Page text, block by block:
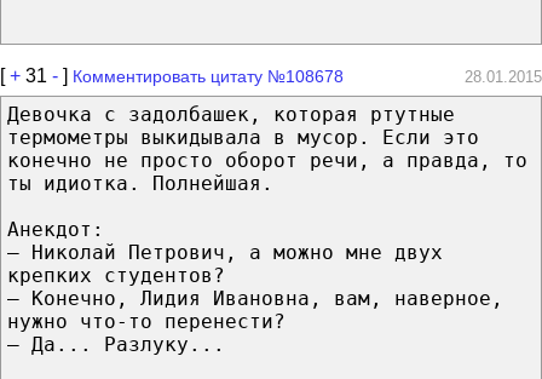
[+ 31 - ] Комментировать цитату №108678 28.01.2015
Девочка с задолбашек, которая ртутные
термометры выкидывала в мусор. Если это
конечно не просто оборот речи, а правда, то
ты идиотка. Полнейшая.
Анекдот:
— Николай Петрович, а можно мне двух
крепких студентов?
— Конечно, Лидия Ивановна, вам, наверное,
нужно что-то перенести?
— Да... Разлуку...